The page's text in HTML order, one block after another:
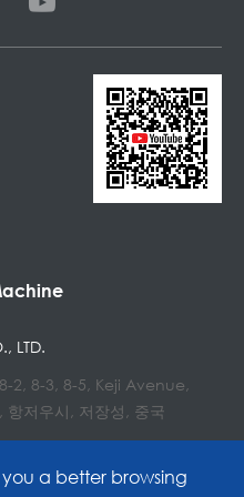
LTD.
2, 8-3, 8-5, Keji Avenue,
저우시, 저장성, 중국
a better browsing